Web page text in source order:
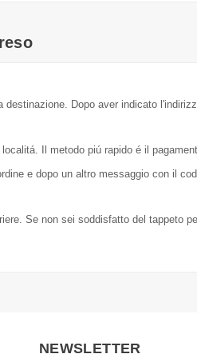
Dopo aver indicato
Il metodo piú rapido é il
e dopo un altro messaggio con il
Se non sei soddisfatto del tappeto
NEWSLETTER